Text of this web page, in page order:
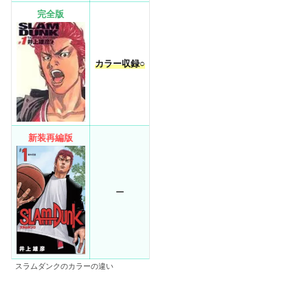
完全版
カラー収録○
新装再編版
ー
スラムダンクのカラーの違い